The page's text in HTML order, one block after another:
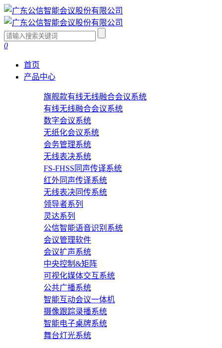
0
首页
产品中心
旗舰款有线无线融合会议系统
有线无线融合会议系统
数字会议系统
无纸化会议系统
会务管理系统
无线表决系统
FS-FHSS同声传译系统
红外同声传译系统
无线表决同传系统
领导者系列
灵达系列
公信智能语音识别系统
会议管理软件
会议扩声系统
中央控制&矩阵
可视化媒体交互系统
公共广播系统
智能互动会议一体机
摄像跟踪录播系统
智能电子桌牌系统
舞台灯光系统